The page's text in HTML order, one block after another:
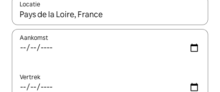
Locatie
Wanneer er resultaten beschikbaar zijn, maak je een keuze
Aankomst
Vertrek